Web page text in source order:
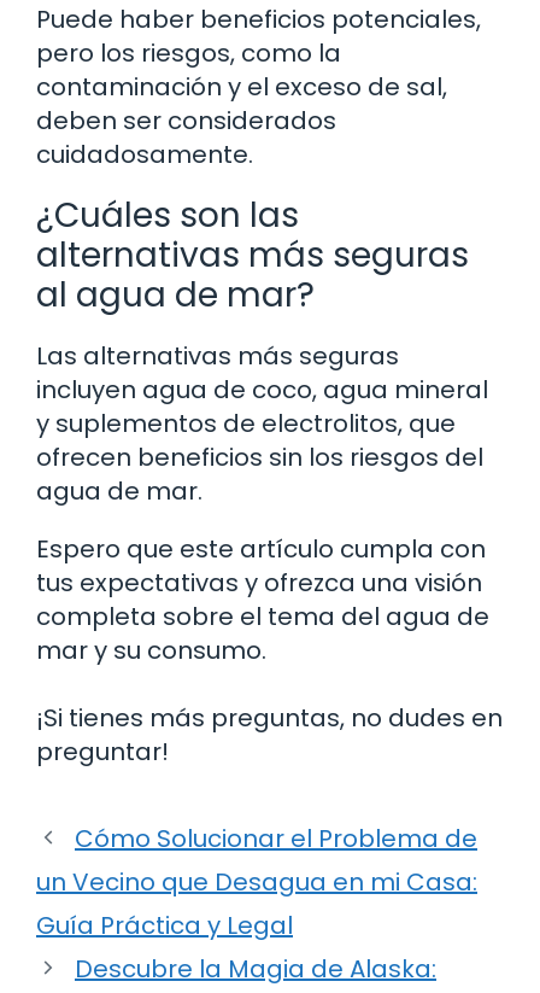
Puede haber beneficios potenciales,
pero los riesgos, como la
contaminación y el exceso de sal,
deben ser considerados
cuidadosamente.
¿Cuáles son las
alternativas más seguras
al agua de mar?
Las alternativas más seguras
incluyen agua de coco, agua mineral
y suplementos de electrolitos, que
ofrecen beneficios sin los riesgos del
agua de mar.
Espero que este artículo cumpla con
tus expectativas y ofrezca una visión
completa sobre el tema del agua de
mar y su consumo.
¡Si tienes más preguntas, no dudes en
preguntar!
Cómo Solucionar el Problema de
un Vecino que Desagua en mi Casa:
Guía Práctica y Legal
Descubre la Magia de Alaska: